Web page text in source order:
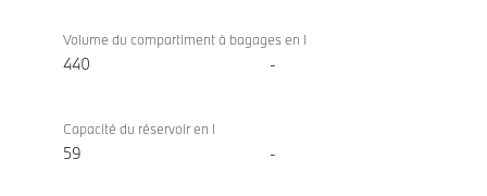
Volume du compartiment à bagages en l
440 -
Capacité du réservoir en l
59 -